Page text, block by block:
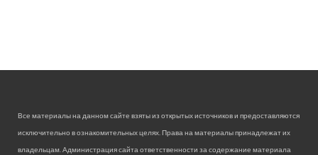
Все материалы на данном сайте взяты из открытых источников и предоставляются
исключительно в ознакомительных целях. Права на материалы принадлежат их
владельцам. Администрация сайта ответственности за содержание материала